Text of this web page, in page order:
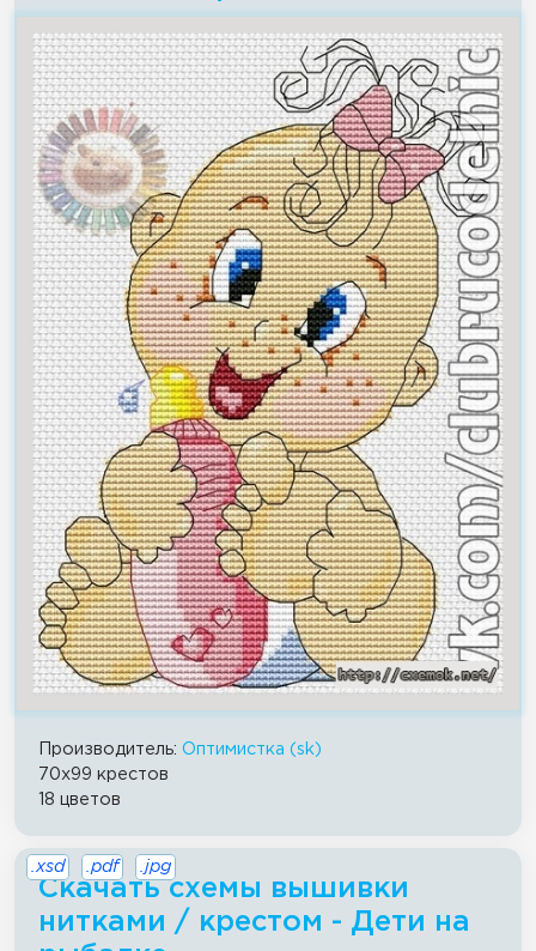
Производитель: Оптимистка (sk)
70x99 крестов
18 цветов
Скачать схемы вышивки
нитками / крестом - Дети на
.xsd .pdf .jpg